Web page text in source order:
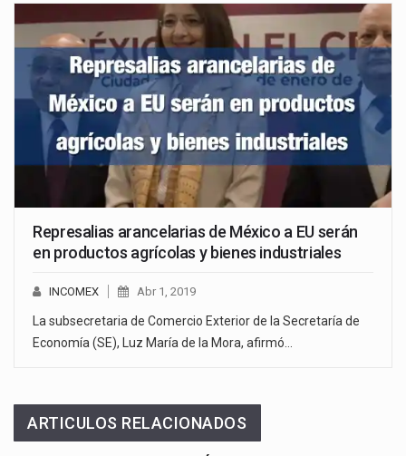
Represalias arancelarias de México a EU serán
en productos agrícolas y bienes industriales
INCOMEX Abr 1, 2019
La subsecretaria de Comercio Exterior de la Secretaría de
Economía (SE), Luz María de la Mora, afirmó…
ARTICULOS RELACIONADOS